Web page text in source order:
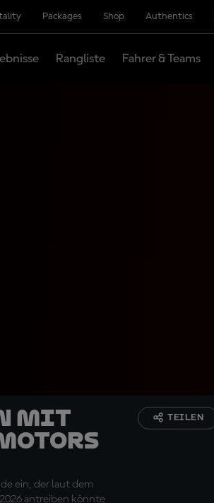
Packages Shop Authentics
Rangliste Fahrer & Teams
mit
Motors
ein, der laut dem
antreiben könnte
TEILEN